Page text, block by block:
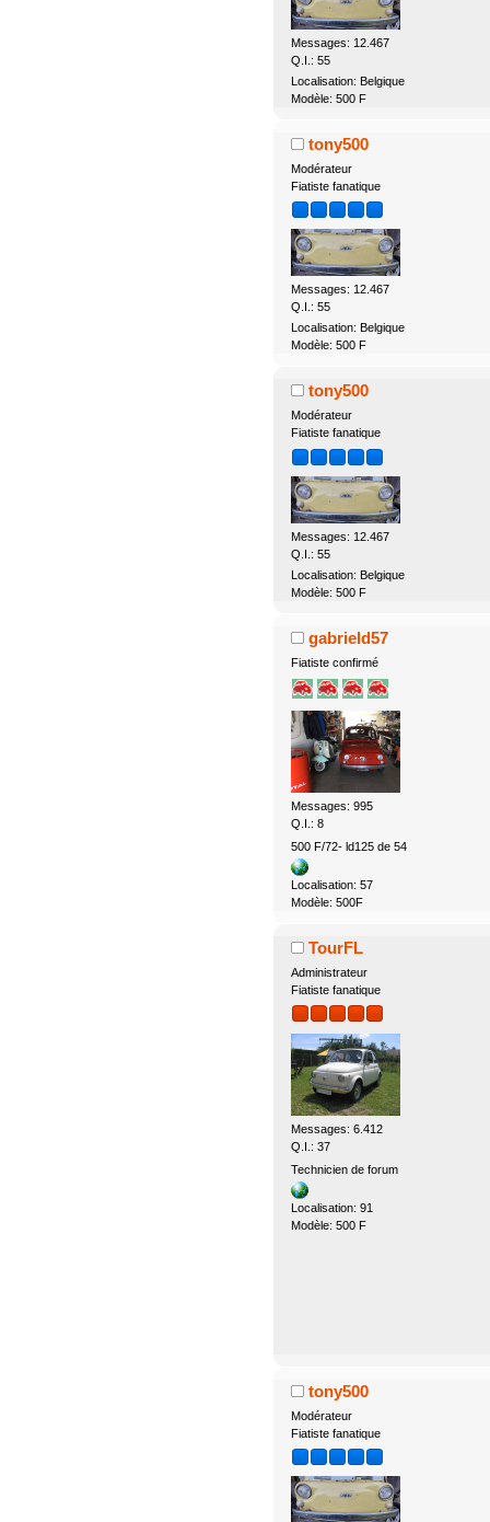
Messages: 12.467
Q.I.: 55
Localisation: Belgique
Modèle: 500 F
tony500
Modérateur
Fiatiste fanatique
Messages: 12.467
Q.I.: 55
Localisation: Belgique
Modèle: 500 F
tony500
Modérateur
Fiatiste fanatique
Messages: 12.467
Q.I.: 55
Localisation: Belgique
Modèle: 500 F
gabrield57
Fiatiste confirmé
Messages: 995
Q.I.: 8
500 F/72- ld125 de 54
Localisation: 57
Modèle: 500F
TourFL
Administrateur
Fiatiste fanatique
Messages: 6.412
Q.I.: 37
Technicien de forum
Localisation: 91
Modèle: 500 F
tony500
Modérateur
Fiatiste fanatique